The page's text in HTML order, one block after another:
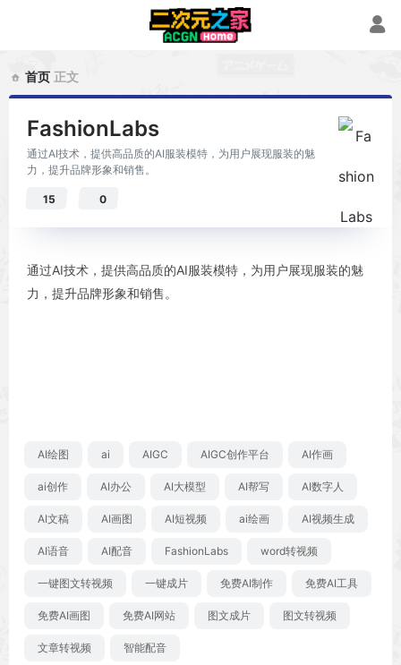
首页 正文
FashionLabs
通过AI技术，提供高品质的AI服装模特，为用户展现服装的魅
力，提升品牌形象和销售。
15 0
通过AI技术，提供高品质的AI服装模特，为用户展现服装的魅
力，提升品牌形象和销售。
AI绘图 ai AIGC AIGC创作平台 AI作画
ai创作 AI办公 AI大模型 AI帮写 AI数字人
AI文稿 AI画图 AI短视频 ai绘画 AI视频生成
AI语音 AI配音 FashionLabs word转视频
一键图文转视频 一键成片 免费AI制作 免费AI工具
免费AI画图 免费AI网站 图文成片 图文转视频
文章转视频 智能配音